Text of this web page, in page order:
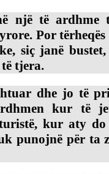
një të ardhme
Por tërheqës
siç janë
tjera.
dhe jo të
kur të
kur aty do
punojnë për ta